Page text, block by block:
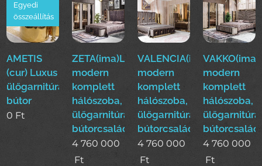
AMETIS
(cur) Luxus
ülőgarnitúra
bútor
Egyedi
összeállítás
0 Ft
ZETA(ima)Luxus
modern
komplett
hálószoba,
ülőgarnitúra,étkező
bútorcsalád!
4 760 000
Ft
VALENCIA(ima)Luxus
modern
komplett
hálószoba,
ülőgarnitúra,étkező
bútorcsalád!
4 760 000
Ft
modern
komplett
hálószoba,
bútorcsalád!
4 760 000
Ft